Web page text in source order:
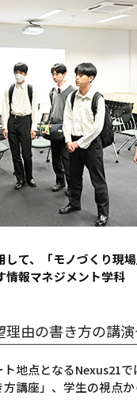
て、「モノづくり現
情報マネジメント学科
由の書き方の講
地点となるNexus21
講座」、学生の視点